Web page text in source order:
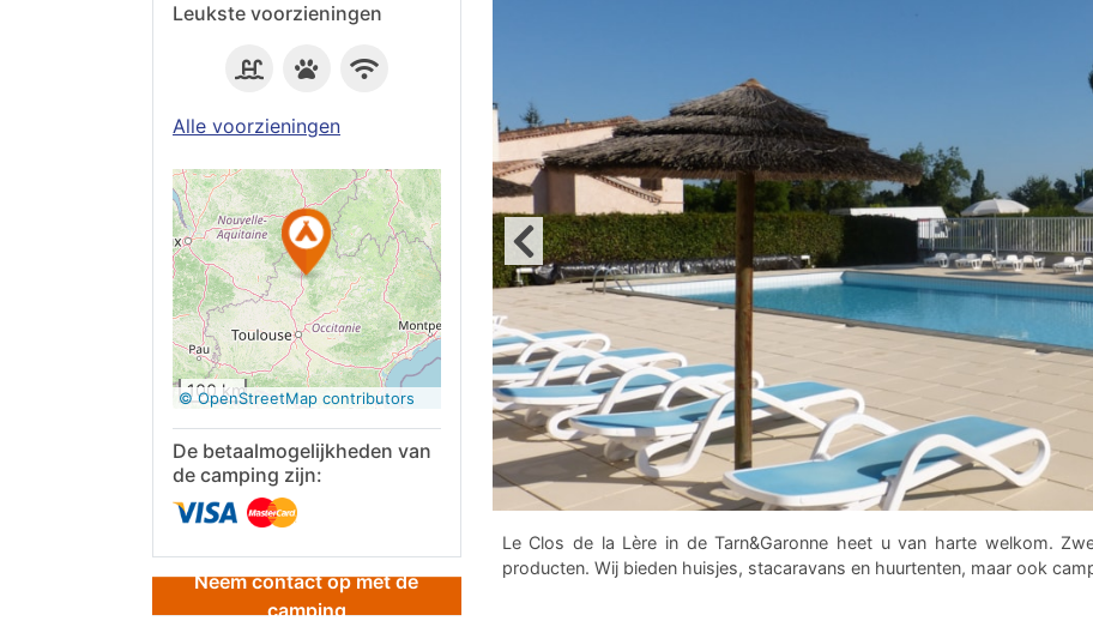
Leukste voorzieningen
Alle voorzieningen
Op Google
Maps
bekijken
100 km
© OpenStreetMap contributors
De betaalmogelijkheden van
de camping zijn:
Neem contact op met de
camping
Le Clos de la Lère in de Tarn&Garonne heet u van harte welkom.
producten. Wij bieden huisjes, stacaravans en huurtenten, maar ook